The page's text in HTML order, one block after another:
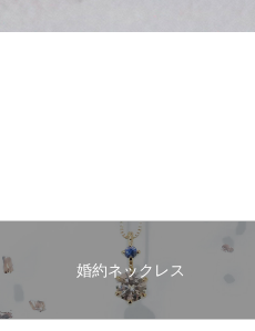
婚約ネックレス